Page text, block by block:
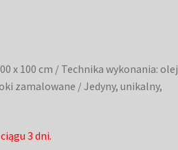
x 100 cm / Technika wykonania: olej
zamalowane / Jedyny, unikalny,
3 dni.